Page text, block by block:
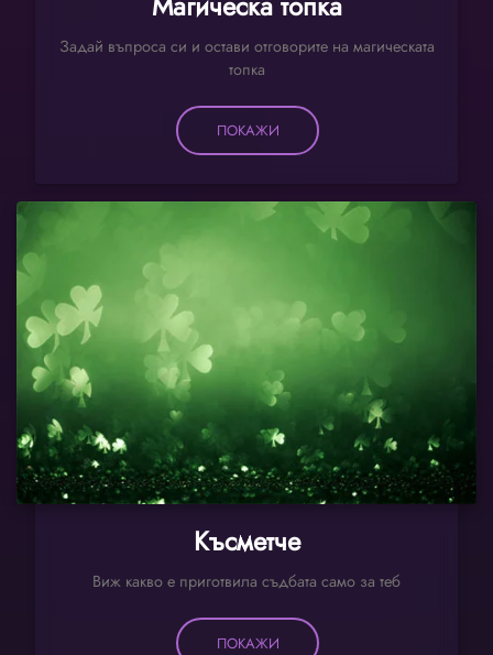
Задай въпроса си и остави отговорите на магическата
топка
ПОКАЖИ
Късметче
Виж какво е приготвила съдбата само за теб
ПОКАЖИ